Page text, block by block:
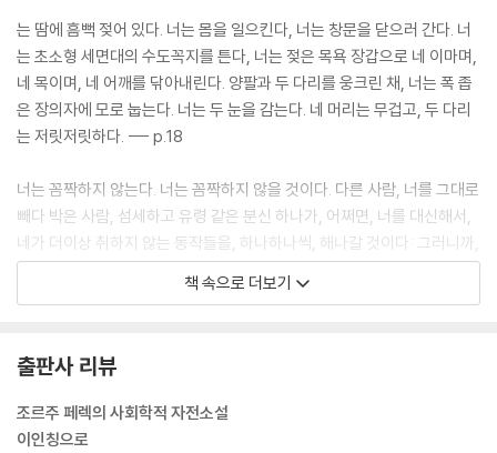
는 땀에 흠뻑 젖어 있다. 너는 몸을 일으킨다, 너는 창문을 닫으러 간다. 너
는 초소형 세면대의 수도꼭지를 튼다, 너는 젖은 목욕 장갑으로 네 이마며,
네 목이며, 네 어깨를 닦아내린다. 양팔과 두 다리를 웅크린 채, 너는 폭 좁
은 장의자에 모로 눕는다. 너는 두 눈을 감는다. 네 머리는 무겁고, 두 다리
는 저릿저릿하다. --- p.18
너는 꼼짝하지 않는다. 너는 꼼짝하지 않을 것이다. 다른 사람, 너를 그대로
빼다 박은 사람, 섬세하고 유령 같은 분신 하나가, 어쩌면, 너를 대신해서,
네가 더이상 취하지 않는 동작들을, 하나하나씩, 해나갈 것이다: 그러니까,
그가 잠자리에서 일어나, 얼굴을 씻고, 면도를 하고, 옷을 입고, 밖으로 나
가는 것이다. 너는 그가 계단을 뛰어내려가도록, 거리에서 달음질치도록,
고등교육 자격증. 제일차 필기시험. --- p.19
너는 먹지도 않고, 읽지도 않고, 거의 꼼짝하지 않고, 네 방에 머문다. 너는
책 속으로 더보기
출판사 리뷰
조르주 페렉의 사회학적 자전소설
이인칭으로